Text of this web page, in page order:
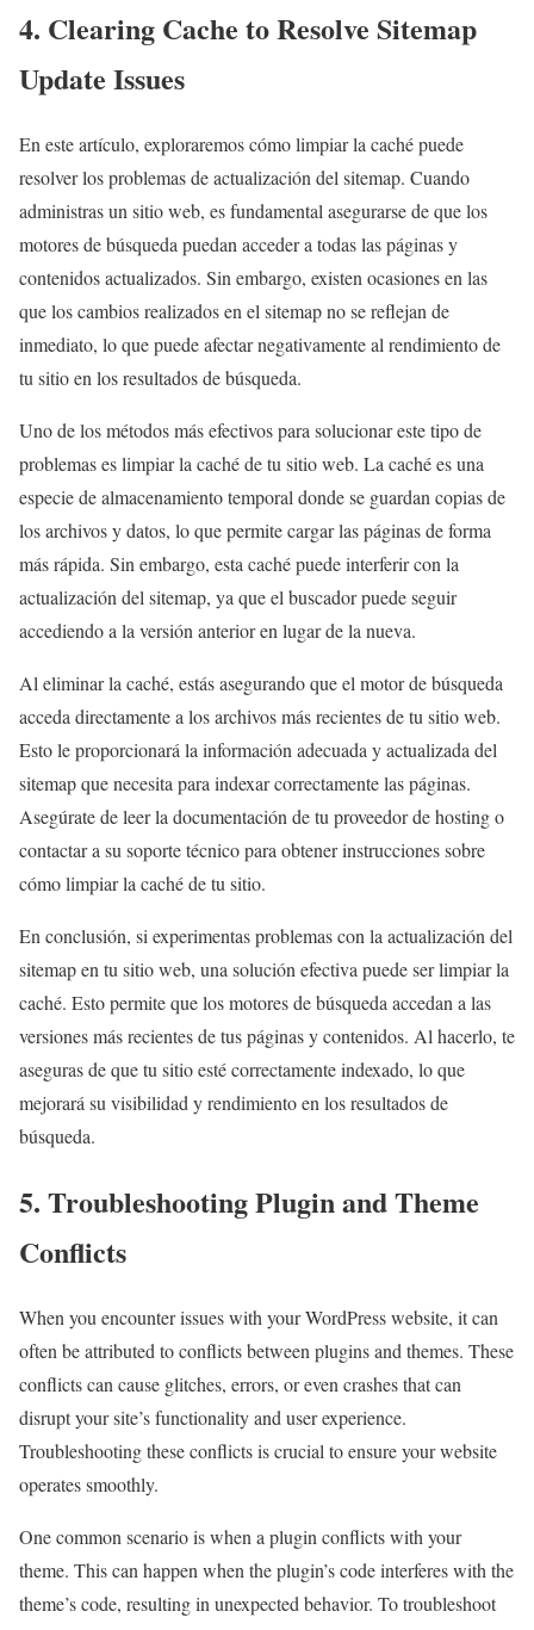
4. Clearing Cache to Resolve Sitemap
Update Issues
En este artículo, exploraremos cómo limpiar la caché puede
resolver los problemas de actualización del sitemap. Cuando
administras un sitio web, es fundamental asegurarse de que los
motores de búsqueda puedan acceder a todas las páginas y
contenidos actualizados. Sin embargo, existen ocasiones en las
que los cambios realizados en el sitemap no se reflejan de
inmediato, lo que puede afectar negativamente al rendimiento de
tu sitio en los resultados de búsqueda.
Uno de los métodos más efectivos para solucionar este tipo de
problemas es limpiar la caché de tu sitio web. La caché es una
especie de almacenamiento temporal donde se guardan copias de
los archivos y datos, lo que permite cargar las páginas de forma
más rápida. Sin embargo, esta caché puede interferir con la
actualización del sitemap, ya que el buscador puede seguir
accediendo a la versión anterior en lugar de la nueva.
Al eliminar la caché, estás asegurando que el motor de búsqueda
acceda directamente a los archivos más recientes de tu sitio web.
Esto le proporcionará la información adecuada y actualizada del
sitemap que necesita para indexar correctamente las páginas.
Asegúrate de leer la documentación de tu proveedor de hosting o
contactar a su soporte técnico para obtener instrucciones sobre
cómo limpiar la caché de tu sitio.
En conclusión, si experimentas problemas con la actualización del
sitemap en tu sitio web, una solución efectiva puede ser limpiar la
caché. Esto permite que los motores de búsqueda accedan a las
versiones más recientes de tus páginas y contenidos. Al hacerlo, te
aseguras de que tu sitio esté correctamente indexado, lo que
mejorará su visibilidad y rendimiento en los resultados de
búsqueda.
5. Troubleshooting Plugin and Theme
Conflicts
When you encounter issues with your WordPress website, it can
often be attributed to conflicts between plugins and themes. These
conflicts can cause glitches, errors, or even crashes that can
disrupt your site’s functionality and user experience.
Troubleshooting these conflicts is crucial to ensure your website
operates smoothly.
One common scenario is when a plugin conflicts with your
theme. This can happen when the plugin’s code interferes with the
theme’s code, resulting in unexpected behavior. To troubleshoot